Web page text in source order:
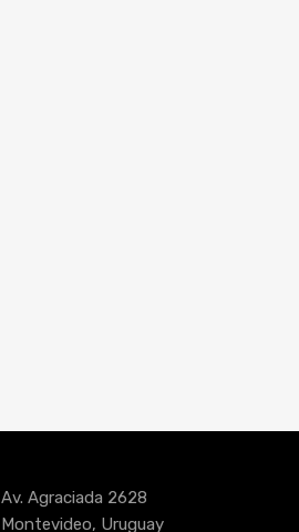
Av. Agraciada 2628
Montevideo, Uruguay